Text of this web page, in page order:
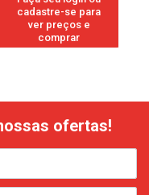
cadastre-se para
ver preços e
comprar
ofertas!